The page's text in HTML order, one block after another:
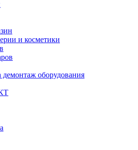
и косметики
демонтаж оборудования